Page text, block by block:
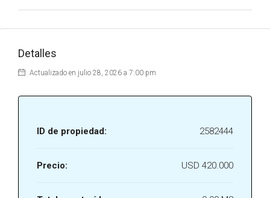
Detalles
Actualizado en julio 28, 2026 a 7:00 pm
ID de propiedad: 2582444
Precio: USD 420.000